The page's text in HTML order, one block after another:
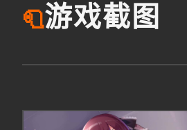
🧻游戏截图